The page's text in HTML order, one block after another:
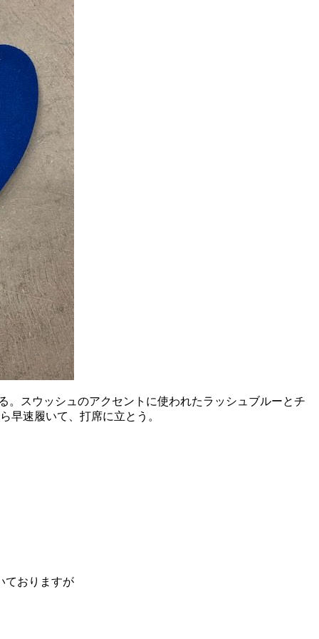
スウッシュのアクセントに使われたラッシュブルーとチ
早速履いて、打席に立とう。
ておりますが